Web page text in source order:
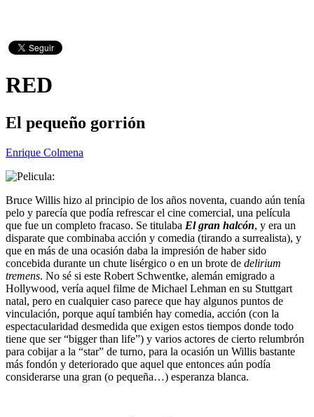
RED
El pequeño gorrión
Enrique Colmena
Bruce Willis hizo al principio de los años noventa, cuando aún tenía
pelo y parecía que podía refrescar el cine comercial, una película
que fue un completo fracaso. Se titulaba El gran halcón, y era un
disparate que combinaba acción y comedia (tirando a surrealista), y
que en más de una ocasión daba la impresión de haber sido
concebida durante un chute lisérgico o en un brote de delirium
tremens. No sé si este Robert Schwentke, alemán emigrado a
Hollywood, vería aquel filme de Michael Lehman en su Stuttgart
natal, pero en cualquier caso parece que hay algunos puntos de
vinculación, porque aquí también hay comedia, acción (con la
espectacularidad desmedida que exigen estos tiempos donde todo
tiene que ser “bigger than life”) y varios actores de cierto relumbrón
para cobijar a la “star” de turno, para la ocasión un Willis bastante
más fondón y deteriorado que aquel que entonces aún podía
considerarse una gran (o pequeña…) esperanza blanca.